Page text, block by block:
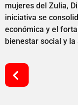
mujeres del Zulia,
iniciativa se
económica y el
bienestar social y
P
o